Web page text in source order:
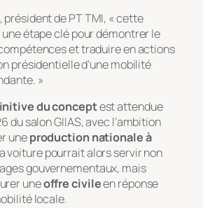
président de PT TMI, « cette
étape clé pour démontrer le
et traduire en actions
présidentielle d’une mobilité
»
du conceptest attendue
du salon GIIAS, avec l’ambition
uneproduction nationale à
voiture pourrait alors servir non
gouvernementaux, mais
uneoffre civileen réponse
locale.